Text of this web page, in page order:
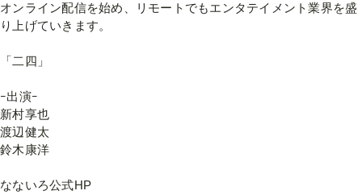
オンライン配信を始め、リモートでもエンタテイメント業界を盛
り上げていきます。
「二四」
ｰ出演ｰ
新村享也
渡辺健太
鈴木康洋
なないろ公式HP